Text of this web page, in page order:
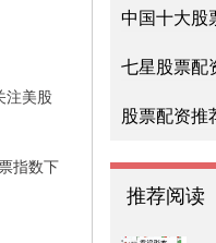
注美股
指数下
中国十大股
七星股票配
股票配资推
推荐阅读